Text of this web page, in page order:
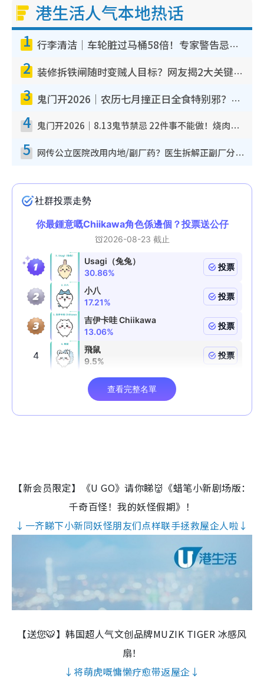
港生活人气本地热话
1 行李清洁｜车轮脏过马桶58倍！专家警告忌用酒精擦 教1招免脏手除菌
2 装修拆铁闸随时变贼人目标？网友揭2大关键用途：装新款等于白装？附新旧铁闸分别
3 鬼门开2026｜农历七月撞正日全食特别邪？专家警告切忌做一事！揭4大禁忌+2招保平安
4 鬼门开2026｜8.13鬼节禁忌 22件事不能做！烧肉、刺身要少食？半夜勿吹口哨/打给个电话
5 网传公立医院改用内地/副厂药？医生拆解正副厂分别，揭4类人换药随时出事
【新会员限定】《U GO》请你睇👹《蜡笔小新剧场版：
千奇百怪！我的妖怪假期》！
↓一齐睇下小新同妖怪朋友们点样联手拯救屋企人啦↓
【送您🐯】韩国超人气文创品牌MUZIK TIGER 冰感风
扇！
↓将萌虎嘅慵懒疗愈带返屋企↓